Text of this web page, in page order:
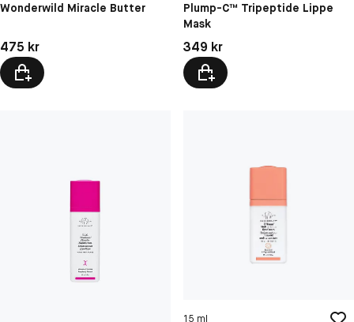
Wonderwild Miracle Butter
Pris: 475 kr
475 kr
Plump-C™ Tripeptide Lippe
Mask
Pris: 349 kr
349 kr
15 ml